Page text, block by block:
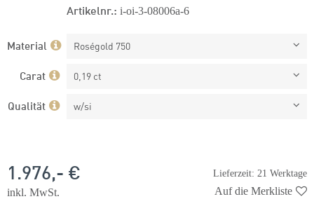
Artikelnr.: i-oi-3-08006a-6
Material Roségold 750
Carat 0,19 ct
Qualität w/si
Lieferzeit: 21 Werktage
1.976,- €
inkl. MwSt.
Auf die Merkliste